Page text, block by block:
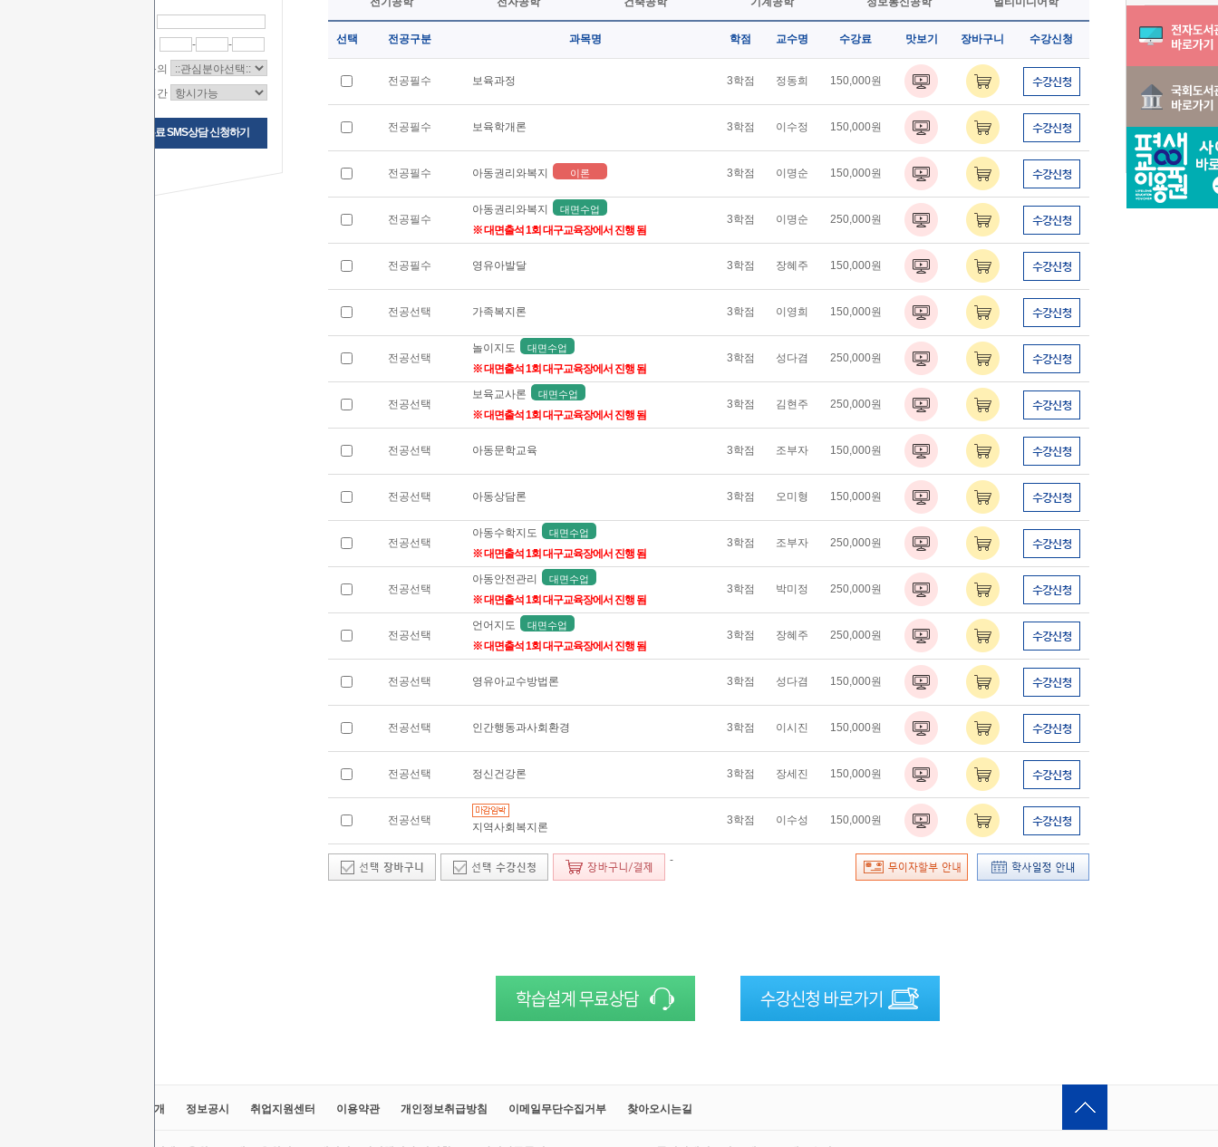
-
-
상담문의
상담시간
무료 SMS상담 신청하기
선택 전공구분 과목명 학점 교수명 수강료 맛보기 장바구니 수강신청
전공필수 보육과정 3학점 정동희 150,000원
전공필수 보육학개론 3학점 이수정 150,000원
전공필수 아동권리와복지 이론 3학점 이명순 150,000원
전공필수
아동권리와복지 대면수업
※ 대면출석 1회 대구교육장에서 진행 됨
3학점 이명순 250,000원
전공필수 영유아발달 3학점 장혜주 150,000원
전공선택 가족복지론 3학점 이영희 150,000원
전공선택
놀이지도 대면수업
※ 대면출석 1회 대구교육장에서 진행 됨
3학점 성다겸 250,000원
전공선택
보육교사론 대면수업
※ 대면출석 1회 대구교육장에서 진행 됨
3학점 김현주 250,000원
전공선택 아동문학교육 3학점 조부자 150,000원
전공선택 아동상담론 3학점 오미형 150,000원
전공선택
아동수학지도 대면수업
※ 대면출석 1회 대구교육장에서 진행 됨
3학점 조부자 250,000원
전공선택
아동안전관리 대면수업
※ 대면출석 1회 대구교육장에서 진행 됨
3학점 박미정 250,000원
전공선택
언어지도 대면수업
※ 대면출석 1회 대구교육장에서 진행 됨
3학점 장혜주 250,000원
전공선택 영유아교수방법론 3학점 성다겸 150,000원
전공선택 인간행동과사회환경 3학점 이시진 150,000원
전공선택 정신건강론 3학점 장세진 150,000원
전공선택
지역사회복지론
3학점 이수성 150,000원
-
교육원소개 정보공시 취업지원센터 이용약관 개인정보취급방침 이메일무단수집거부 찾아오시는길